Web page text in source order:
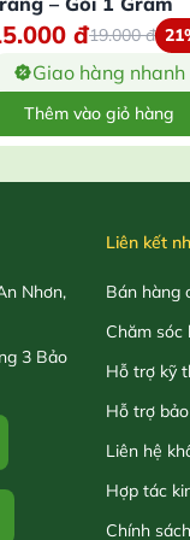
đ19.000đ
Giao hàng nhanh
Thêm vào giỏ hàng
Nhơn,
3 Bảo
Liên kết
Bán hàng
Chăm sóc
Hỗ trợ kỹ
Hỗ trợ
Liên hệ
Hợp tác
Chính